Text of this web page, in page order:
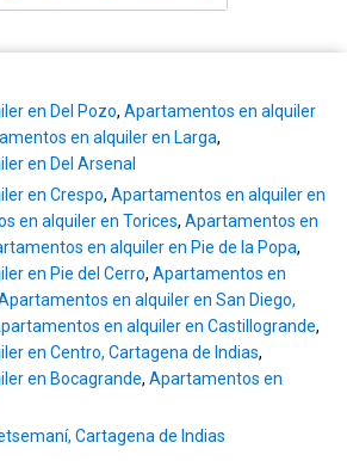
en Del Pozo, Apartamentos en alquiler
en alquiler en Larga,
en Del Arsenal
en Crespo, Apartamentos en alquiler en
en alquiler en Torices, Apartamentos en
en alquiler en Pie de la Popa,
en Pie del Cerro, Apartamentos en
en alquiler en San Diego,
en alquiler en Castillogrande,
en Centro, Cartagena de Indias,
en Bocagrande, Apartamentos en
Cartagena de Indias